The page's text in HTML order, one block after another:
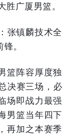
广厦男篮。
张镇麟技术全
。
篮阵容厚度独
决赛三场，必
场即战力最强
男篮当年四下
再加之本赛季